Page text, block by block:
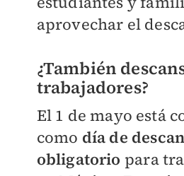
aprovechar el
¿También
trabajadores?
El 1 de mayo está
como día de
obligatorio para